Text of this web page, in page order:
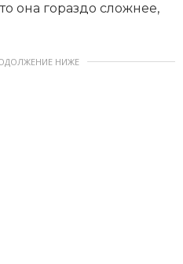
она гораздо сложнее,
НИЖЕ